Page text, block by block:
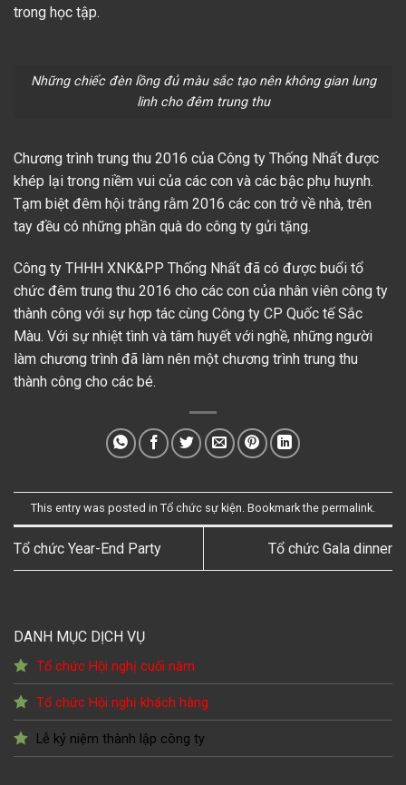
DANH MỤC DỊCH VỤ
Tổ chức Hội nghị cuối năm
Tổ chức Hội nghị khách hàng
Lễ kỷ niệm thành lập công ty
trong học tập.
Những chiếc đèn lồng đủ màu sắc tạo nên không gian lung
linh cho đêm trung thu
Chương trình trung thu 2016 của Công ty Thống Nhất được
khép lại trong niềm vui của các con và các bậc phụ huynh.
Tạm biệt đêm hội trăng rằm 2016 các con trở về nhà, trên
tay đều có những phần quà do công ty gửi tặng.
Công ty THHH XNK&PP Thống Nhất đã có được buổi tổ
chức đêm trung thu 2016 cho các con của nhân viên công ty
thành công với sự hợp tác cùng Công ty CP Quốc tế Sắc
Màu. Với sự nhiệt tình và tâm huyết với nghề, những người
làm chương trình đã làm nên một chương trình trung thu
thành công cho các bé.
This entry was posted in Tổ chức sự kiện . Bookmark the permalink
Tổ chức Year-End Party Tổ chức Gala dinner